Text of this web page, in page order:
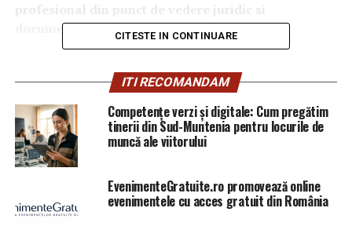
documentat, mai jos.
preliminară, Înalta Curte de Casație și Justiție a retrimis
dosarul Mineriadei la Secția Militară a Parchetului
General. Înalta Curtea a constatat nulitatea
rechizitoriului, confirmand dezvaluirie noastre in
exclusivitate de la acedea data.
CITESTE IN CONTINUARE
ITI RECOMANDAM
Competențe verzi și digitale: Cum pregătim
tinerii din Sud-Muntenia pentru locurile de
muncă ale viitorului
EvenimenteGratuite.ro promovează online
evenimentele cu acces gratuit din România